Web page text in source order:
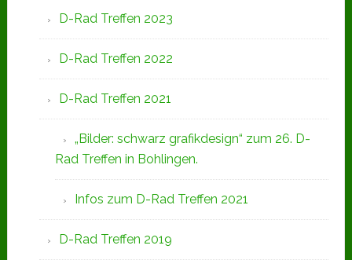
D-Rad Treffen 2023
D-Rad Treffen 2022
D-Rad Treffen 2021
„Bilder: schwarz grafikdesign“ zum 26. D-
Rad Treffen in Bohlingen.
Infos zum D-Rad Treffen 2021
D-Rad Treffen 2019